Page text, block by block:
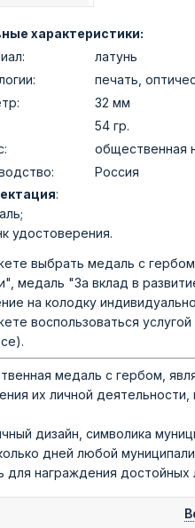
характеристики:
латунь
печать,
32 мм
54 гр.
общественная
Россия
:
удостоверения.
выбрать медаль с
медаль "За вклад в
на колодку
воспользоваться
медаль с гербом,
их личной деятельности,
дизайн, символика
дней любой
для награждения достойных